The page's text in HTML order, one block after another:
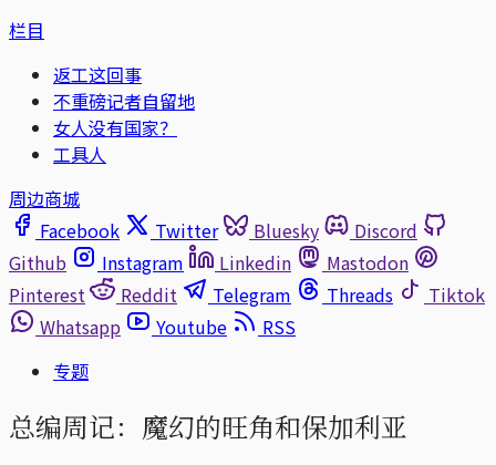
栏目
返工这回事
不重磅记者自留地
女人没有国家？
工具人
周边商城
Facebook
Twitter Bluesky
Discord
Github
Instagram Linkedin
Mastodon
Pinterest
Reddit Telegram Threads
Tiktok
Whatsapp
Youtube
RSS
专题
总编周记：魔幻的旺角和保加利亚